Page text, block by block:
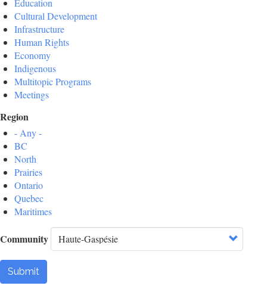
Education
Cultural Development
Infrastructure
Human Rights
Economy
Indigenous
Multitopic Programs
Meetings
Region
- Any -
BC
North
Prairies
Ontario
Quebec
Maritimes
Community
Submit